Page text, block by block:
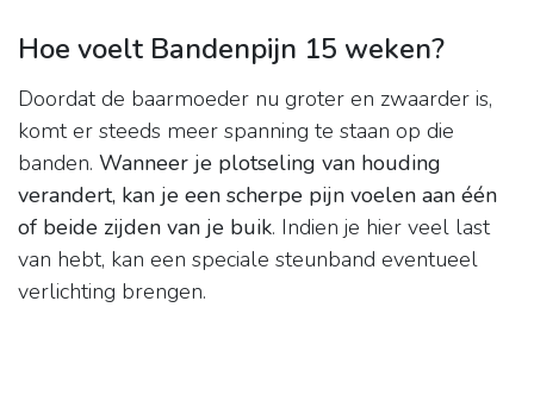
Hoe voelt Bandenpijn 15 weken?
Doordat de baarmoeder nu groter en zwaarder is,
komt er steeds meer spanning te staan op die
banden. Wanneer je plotseling van houding
verandert, kan je een scherpe pijn voelen aan één
of beide zijden van je buik. Indien je hier veel last
van hebt, kan een speciale steunband eventueel
verlichting brengen.